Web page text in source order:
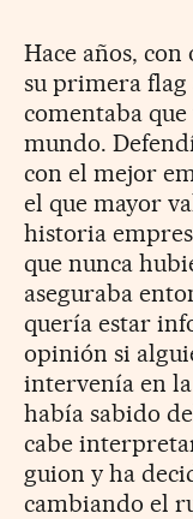
Hace años,
su primera flag
comentaba
mundo.
con el mejor
el que mayor
historia
que nunca
aseguraba
quería estar
opinión si
intervenía en la
había sabido
cabe
guion y ha
cambiando el